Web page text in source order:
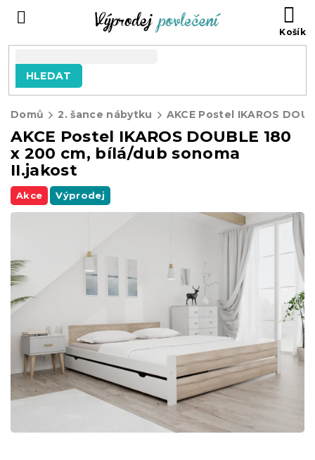
HLEDAT
Domů 2. šance nábytku
AKCE Postel IKAROS DOUBLE 180
x 200 cm, bílá/dub sonoma
II.jakost
Akce Výprodej